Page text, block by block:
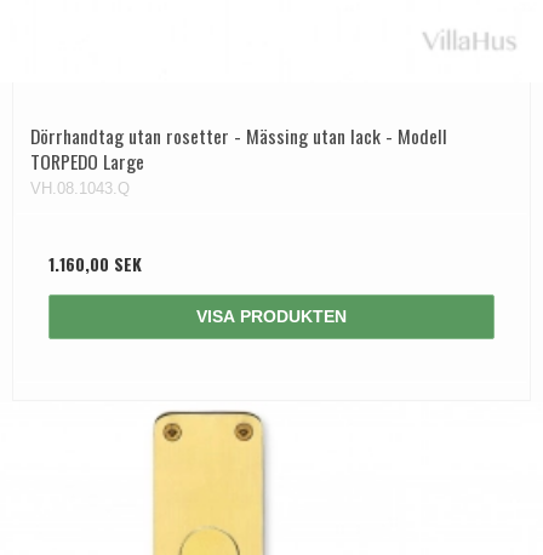
Dörrhandtag utan rosetter - Mässing utan lack - Modell
TORPEDO Large
VH.08.1043.Q
1.160,00 SEK
VISA PRODUKTEN